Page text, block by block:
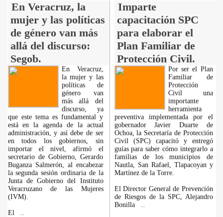
En Veracruz, la
mujer y las políticas
de género van más
allá del discurso:
Segob.
Imparte
capacitación SPC
para elaborar el
Plan Familiar de
Protección Civil.
En Veracruz,
la mujer y las
políticas de
género van
más allá del
discurso, ya
que este tema es fundamental y
está en la agenda de la actual
administración, y así debe de ser
en todos los gobiernos, sin
importar el nivel, afirmó el
secretario de Gobierno, Gerardo
Buganza Salmerón, al encabezar
la segunda sesión ordinaria de la
Junta de Gobierno del Instituto
Veracruzano de las Mujeres
(IVM).
El
Por ser el Plan
Familiar de
Protección
Civil una
importante
herramienta
preventiva implementada por el
gobernador Javier Duarte de
Ochoa, la Secretaría de Protección
Civil (SPC) capacitó y entregó
guías para saber cómo integrarlo a
familias de los municipios de
Nautla, San Rafael, Tlapacoyan y
Martínez de la Torre.
El Director General de Prevención
de Riesgos de la SPC, Alejandro
Bonilla